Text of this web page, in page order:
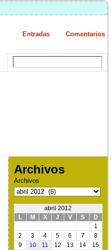
Comentarios
Entradas
Archivos
Archivos
abril 2012
L
M X J V S
D
1
2
3 4 5 6 7
8
9
10 11 12 13 14
15